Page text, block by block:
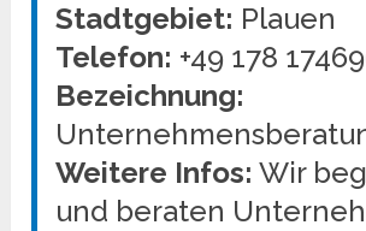
Stadtgebiet: Plauen
Telefon: +49 178
Bezeichnung:
Weitere Infos: Wir
und beraten